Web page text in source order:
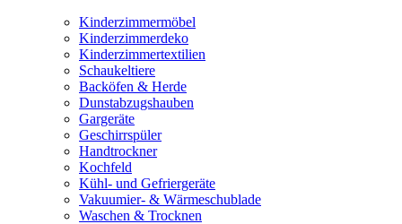
Kinderzimmermöbel
Kinderzimmerdeko
Kinderzimmertextilien
Schaukeltiere
Backöfen & Herde
Dunstabzugshauben
Gargeräte
Geschirrspüler
Handtrockner
Kochfeld
Kühl- und Gefriergeräte
Vakuumier- & Wärmeschublade
Waschen & Trocknen